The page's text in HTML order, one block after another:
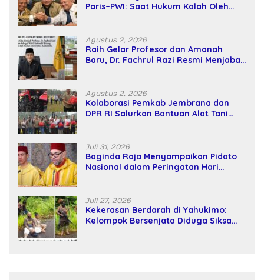
Paris–PWI: Saat Hukum Kalah Oleh
Agustus 2, 2026
Raih Gelar Profesor dan Amanah
Baru, Dr. Fachrul Razi Resmi Menjabat
Agustus 2, 2026
Kolaborasi Pemkab Jembrana dan
DPR RI Salurkan Bantuan Alat Tani
Juli 31, 2026
Baginda Raja Menyampaikan Pidato
Nasional dalam Peringatan Hari
Juli 27, 2026
Kekerasan Berdarah di Yahukimo:
Kelompok Bersenjata Diduga Siksa